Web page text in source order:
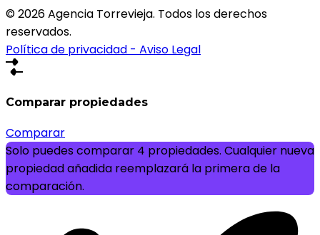
© 2026 Agencia Torrevieja. Todos los derechos
reservados.
Política de privacidad - Aviso Legal
Comparar propiedades
Comparar
Solo puedes comparar 4 propiedades. Cualquier nueva
propiedad añadida reemplazará la primera de la
comparación.